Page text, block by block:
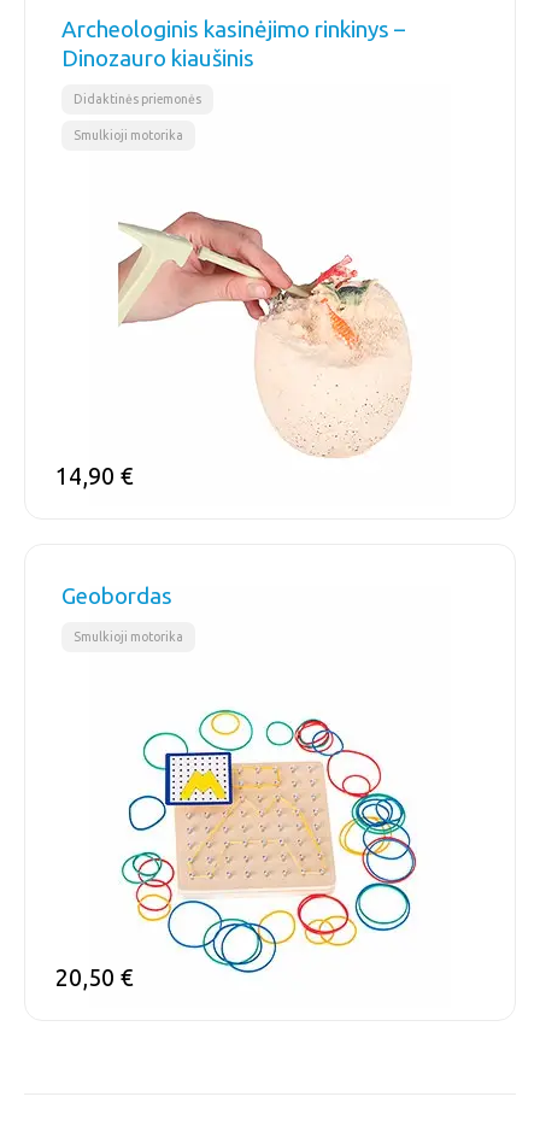
Archeologinis kasinėjimo rinkinys –
Dinozauro kiaušinis
Didaktinės priemonės
Smulkioji motorika
14,90 €
Geobordas
Smulkioji motorika
20,50 €